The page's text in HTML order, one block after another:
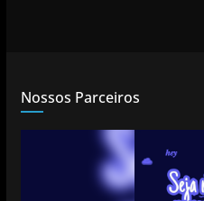
Nossos Parceiros